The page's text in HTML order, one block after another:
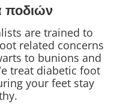
ποδιών
are trained to
related concerns
to bunions and
treat diabetic foot
your feet stay